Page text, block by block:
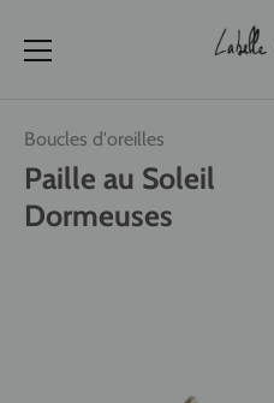
contenu
Boucles d'oreilles
Paille au Soleil
Dormeuses